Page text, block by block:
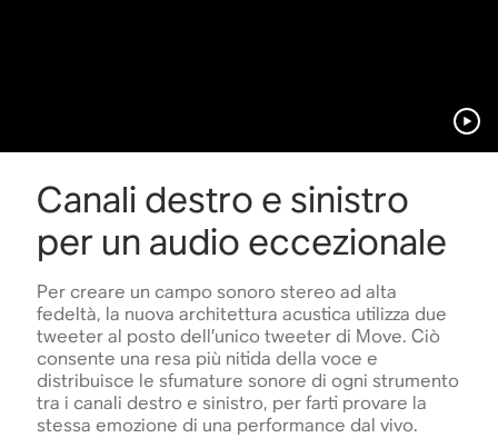
Canali destro e sinistro
per un audio eccezionale
Per creare un campo sonoro stereo ad alta
fedeltà, la nuova architettura acustica utilizza due
tweeter al posto dell’unico tweeter di Move. Ciò
consente una resa più nitida della voce e
distribuisce le sfumature sonore di ogni strumento
tra i canali destro e sinistro, per farti provare la
stessa emozione di una performance dal vivo.